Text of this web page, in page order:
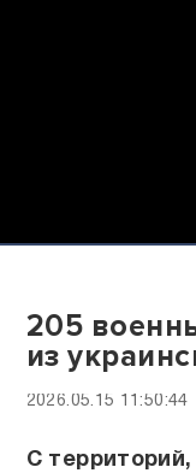
205
из
2026.05.15 11:50:44
С